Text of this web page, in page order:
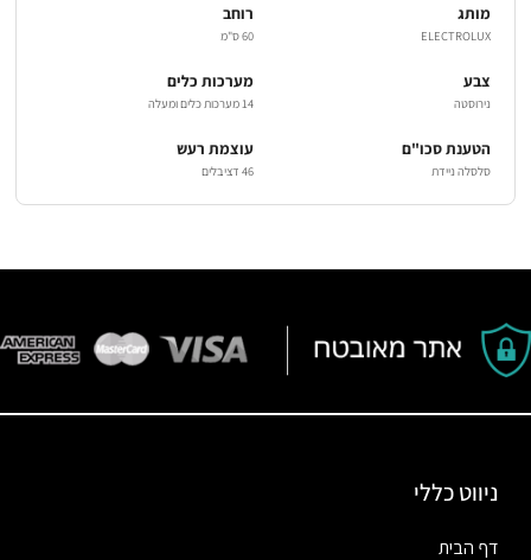
מותג
ELECTROLUX
רוחב
60 ס"מ
צבע
נירוסטה
מערכות כלים
14 מערכות כלים ומעלה
הטענת סכו"ם
סלסלה ניידת
עוצמת רעש
46 דציבלים
ניווט כללי
דף הבית